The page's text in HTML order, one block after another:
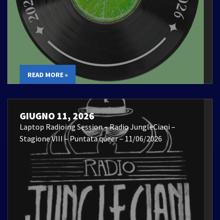
READ MORE »
GIUGNO 11, 2026
Laptop Radioing Session – Radio JungleCiani –
Stagione VIII – Puntata queer – 11/06/2026